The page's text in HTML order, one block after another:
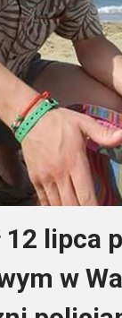
12 lipca
w